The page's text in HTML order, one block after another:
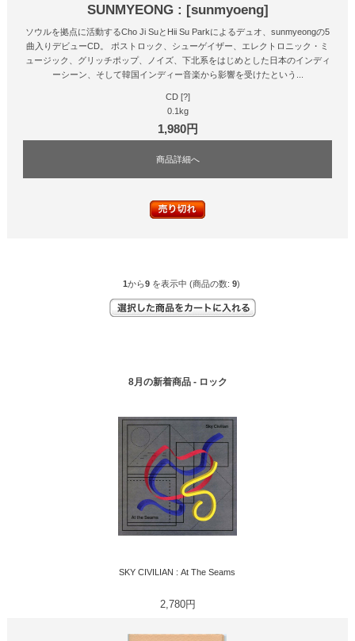
SUNMYEONG : [sunmyoeng]
ソウルを拠点に活動するCho Ji SuとHii Su Parkによるデュオ、sunmyeongの5
曲入りデビューCD。 ポストロック、シューゲイザー、エレクトロニック・ミ
ュージック、グリッチポップ、ノイズ、下北系をはじめとした日本のインディ
ーシーン、そして韓国インディー音楽から影響を受けたという...
CD [?]
0.1kg
1,980円
商品詳細へ
1 から9 を表示中 (商品の数: 9)
8月の新着商品 - ロック
SKY CIVILIAN : At The Seams
2,780円